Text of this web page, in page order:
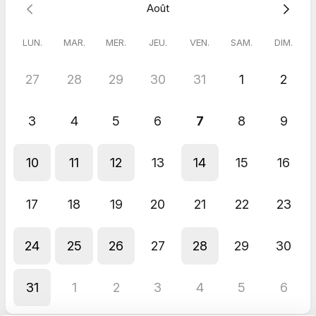
Dr Marine Bertrand
Août
LUN. MAR. MER. JEU. VEN. SAM. DIM.
27 28 29 30 31 1 2
3 4 5 6 7 8 9
10 11 12 13 14 15 16
17 18 19 20 21 22 23
24 25 26 27 28 29 30
31 1 2 3 4 5 6